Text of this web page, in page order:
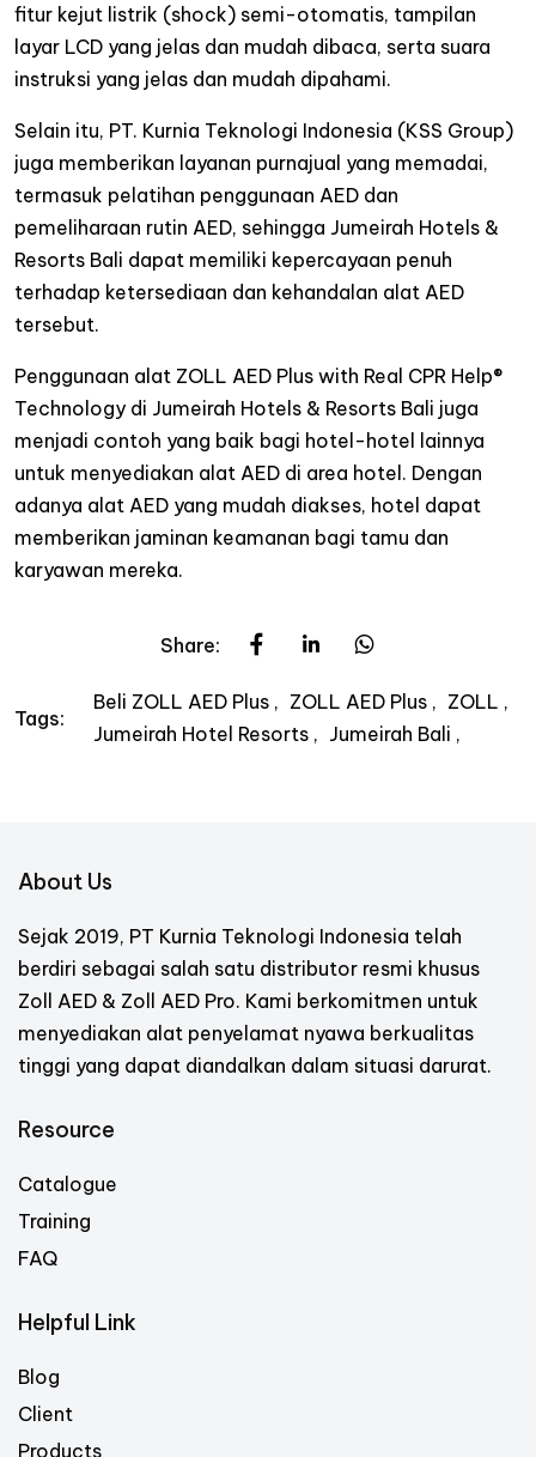
fitur kejut listrik (shock) semi-otomatis, tampilan
layar LCD yang jelas dan mudah dibaca, serta suara
instruksi yang jelas dan mudah dipahami.
Selain itu, PT. Kurnia Teknologi Indonesia (KSS Group)
juga memberikan layanan purnajual yang memadai,
termasuk pelatihan penggunaan AED dan
pemeliharaan rutin AED, sehingga Jumeirah Hotels &
Resorts Bali dapat memiliki kepercayaan penuh
terhadap ketersediaan dan kehandalan alat AED
tersebut.
Penggunaan alat ZOLL AED Plus with Real CPR Help®
Technology di Jumeirah Hotels & Resorts Bali juga
menjadi contoh yang baik bagi hotel-hotel lainnya
untuk menyediakan alat AED di area hotel. Dengan
adanya alat AED yang mudah diakses, hotel dapat
memberikan jaminan keamanan bagi tamu dan
karyawan mereka.
Share:
Tags:
Beli ZOLL AED Plus ZOLL AED Plus
ZOLL
Jumeirah Hotel Resorts
Jumeirah Bali
About Us
Sejak 2019, PT Kurnia Teknologi Indonesia telah
berdiri sebagai salah satu distributor resmi khusus
Zoll AED & Zoll AED Pro. Kami berkomitmen untuk
menyediakan alat penyelamat nyawa berkualitas
tinggi yang dapat diandalkan dalam situasi darurat.
Resource
Catalogue
Training
FAQ
Helpful Link
Blog
Client
Products